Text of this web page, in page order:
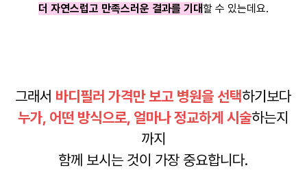
더 자연스럽고 만족스러운 결과를 기대할 수 있는데요.
그래서 바디필러 가격만 보고 병원을 선택하기보다
누가, 어떤 방식으로, 얼마나 정교하게 시술하는지
까지
함께 보시는 것이 가장 중요합니다.